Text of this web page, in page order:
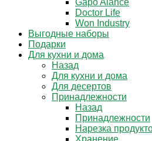
Gapo Alance
Doctor Life
Won Industry
Выгодные наборы
Подарки
Для кухни и дома
Назад
Для кухни и дома
Для десертов
Принадлежности
Назад
Принадлежности
Нарезка
Хранение